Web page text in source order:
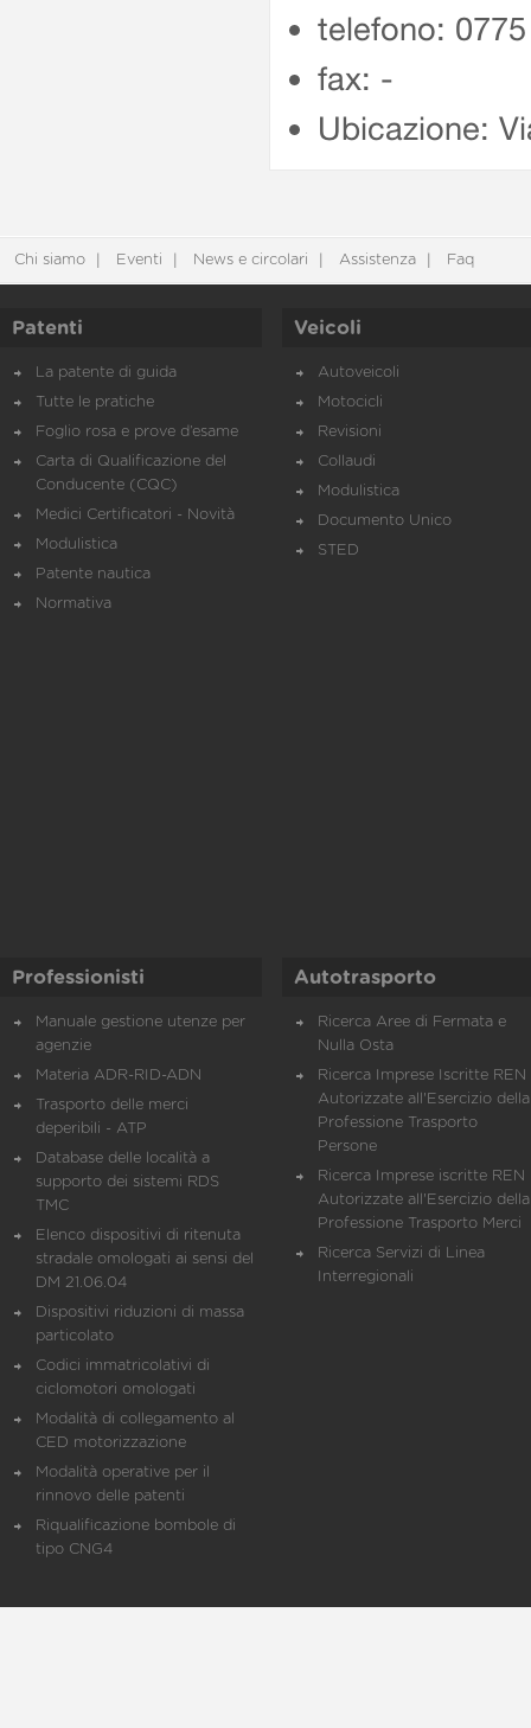
telefono:
fax: -
Ubicazione:
Chi siamo Eventi News e circolari Assistenza Faq
Patenti
La patente di guida
Tutte le pratiche
Foglio rosa e prove d’esame
Carta di Qualificazione del
Conducente (CQC)
Medici Certificatori - Novità
Modulistica
Patente nautica
Normativa
Veicoli
Autoveicoli
Motocicli
Revisioni
Collaudi
Modulistica
Documento Unico
STED
Professionisti
Manuale gestione utenze per
agenzie
Materia ADR-RID-ADN
Trasporto delle merci
deperibili - ATP
Database delle località a
supporto dei sistemi RDS
TMC
Elenco dispositivi di ritenuta
stradale omologati ai sensi del
DM 21.06.04
Dispositivi riduzioni di massa
particolato
Codici immatricolativi di
ciclomotori omologati
Modalità di collegamento al
CED motorizzazione
Modalità operative per il
rinnovo delle patenti
Riqualificazione bombole di
tipo CNG4
Autotrasporto
Ricerca Aree di Fermata e
Nulla Osta
Ricerca Imprese Iscritte REN
Autorizzate all'Esercizio della
Professione Trasporto
Persone
Ricerca Imprese iscritte REN
Autorizzate all'Esercizio della
Professione Trasporto Merci
Ricerca Servizi di Linea
Interregionali